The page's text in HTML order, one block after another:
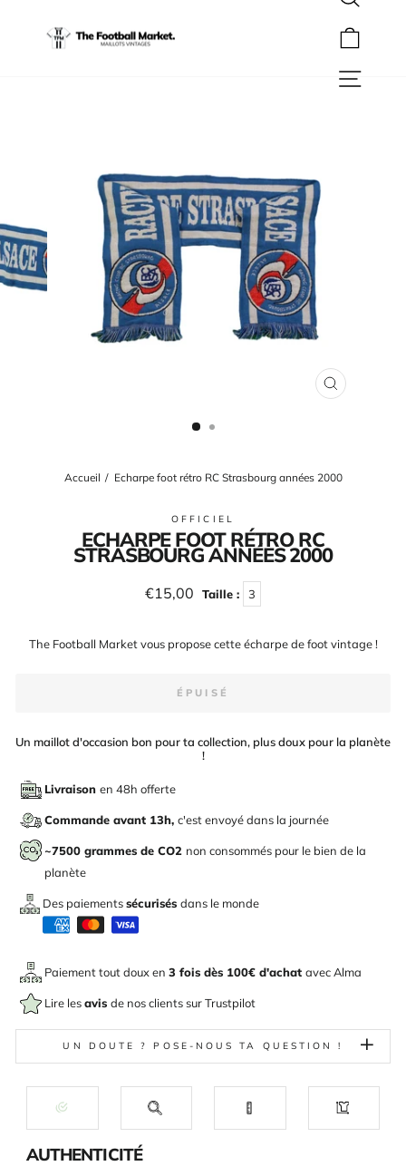
Rechercher
Navigation
FERMER
Accueil / Echarpe foot rétro RC Strasbourg années 2000
OFFICIEL
ECHARPE FOOT RÉTRO RC
STRASBOURG ANNÉES 2000
Prix
régulier
€15,00 Taille : 3
The Football Market vous propose cette écharpe de foot vintage !
ÉPUISÉ
Un maillot d'occasion bon pour ta collection, plus doux pour la planète
!
Livraison en 48h offerte
Commande avant 13h, c'est envoyé dans la journée
~7500 grammes de CO2 non consommés pour le bien de la
planète
Des paiementssécurisés dans le monde
Paiement tout doux en 3 fois dès 100€ d'achat avecAlma
Lire lesavis de nos clients sur Trustpilot
UN DOUTE ? POSE-NOUS TA QUESTION !
AUTHENTICITÉ